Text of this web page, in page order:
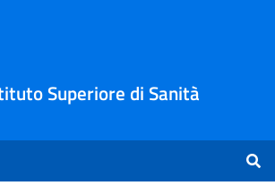
Superiore di Sanità